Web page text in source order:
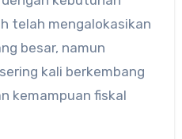
telah mengalokasikan
besar, namun
kali berkembang
kemampuan fiskal